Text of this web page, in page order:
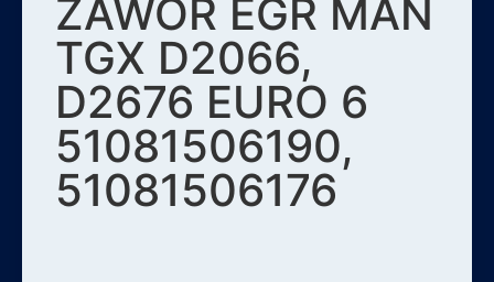
ZAWÓR EGR MAN
TGX D2066,
D2676 EURO 6
51081506190,
51081506176